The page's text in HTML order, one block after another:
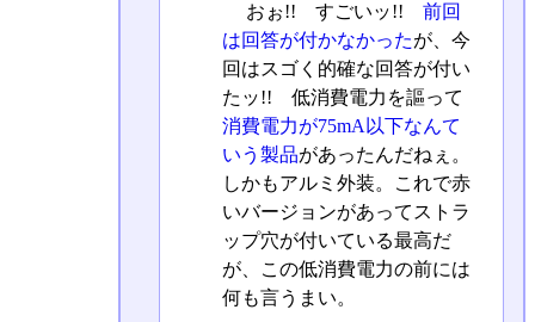
おぉ!! すごいッ!! 前回
は回答が付かなかったが、今
回はスゴく的確な回答が付い
たッ!! 低消費電力を謳って
消費電力が75mA以下なんて
いう製品があったんだねぇ。
しかもアルミ外装。これで赤
いバージョンがあってストラ
ップ穴が付いている最高だ
が、この低消費電力の前には
何も言うまい。